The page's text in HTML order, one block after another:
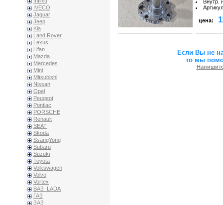
IVECO
Jaguar
Jeep
Kia
Land Rover
Lexus
Lifan
Mazda
Mercedes
Mini
Mitsubishi
Nissan
Opel
Peugeot
Pontiac
PORSCHE
Renault
SEAT
Skoda
SsangYong
Subaru
Suzuki
Toyota
Volkswagen
Volvo
Vortex
ВАЗ_LADA
ГАЗ
ЗАЗ
Внутр.
Артикул
цена:
Если Вы не
то мы